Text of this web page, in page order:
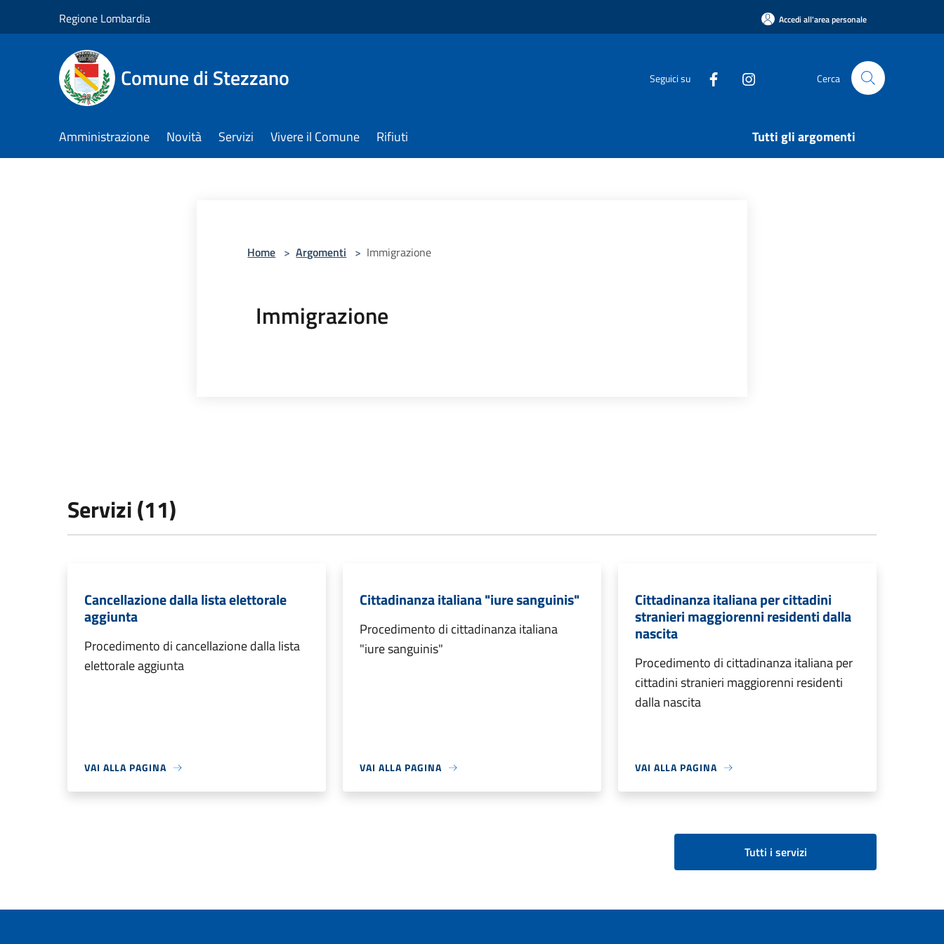
Regione Lombardia Accedi all'area personale
Comune di Stezzano Seguici su Cerca
Amministrazione Novità Servizi Vivere il Comune Rifiuti Tutti gli argomenti
Home > Argomenti > Immigrazione
Immigrazione
Servizi (11)
Cancellazione dalla lista elettorale
aggiunta
Procedimento di cancellazione dalla lista
elettorale aggiunta
VAI ALLA PAGINA
Cittadinanza italiana "iure sanguinis"
Procedimento di cittadinanza italiana
"iure sanguinis"
VAI ALLA PAGINA
Cittadinanza italiana per cittadini
stranieri maggiorenni residenti dalla
nascita
Procedimento di cittadinanza italiana per
cittadini stranieri maggiorenni residenti
dalla nascita
VAI ALLA PAGINA
Tutti i servizi